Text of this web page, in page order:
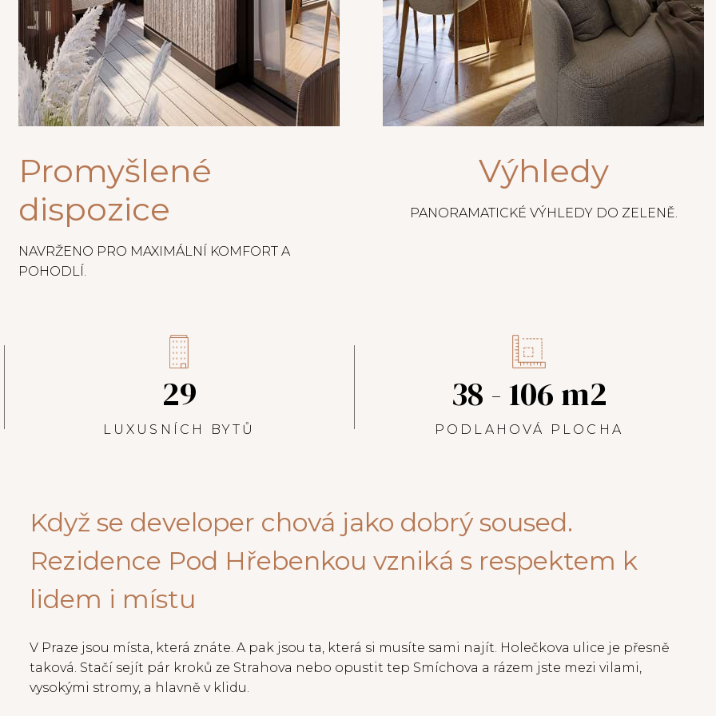
Promyšlené
dispozice
NAVRŽENO PRO MAXIMÁLNÍ KOMFORT A
POHODLÍ.
Výhledy
PANORAMATICKÉ VÝHLEDY DO ZELENĚ.
29
LUXUSNÍCH BYTŮ
38 - 106 m2
PODLAHOVÁ PLOCHA
Když se developer chová jako dobrý soused.
Rezidence Pod Hřebenkou vzniká s respektem k
lidem i místu
V Praze jsou místa, která znáte. A pak jsou ta, která si musíte sami najít. Holečkova ulice je přesně
taková. Stačí sejít pár kroků ze Strahova nebo opustit tep Smíchova a rázem jste mezi vilami,
vysokými stromy, a hlavně v klidu.